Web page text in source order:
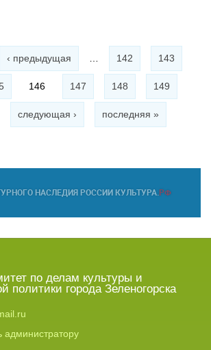
‹ предыдущая 142 143
146 147 148 149
следующая › последняя »
по делам культуры и
политики города Зеленогорска
администратору